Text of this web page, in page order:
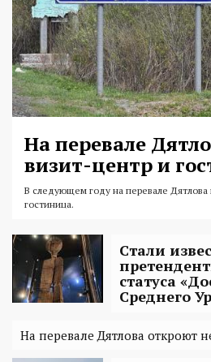
На перевале
визит-центр и
В следующем году на перевале Дятлова
гостиница.
Стали
статуса
Среднего
На перевале Дятлова откроют